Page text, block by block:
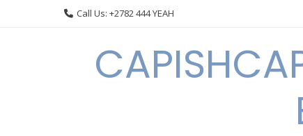
Call Us: +2782 444 YEAH